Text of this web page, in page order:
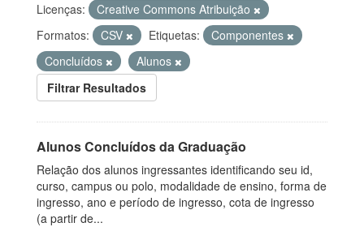
Licenças:
Creative Commons Atribuição
Formatos:
CSV Etiquetas:
Componentes
Concluídos
Alunos
Filtrar Resultados
Alunos Concluídos da Graduação
Relação dos alunos ingressantes identificando seu id,
curso, campus ou polo, modalidade de ensino, forma de
ingresso, ano e período de ingresso, cota de ingresso
(a partir de...